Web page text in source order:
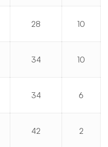
28 10
34 10
34 6
42 2